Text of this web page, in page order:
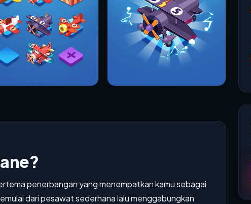
penerbangan yang menempatkan kamu sebagai
dari pesawat sederhana lalu menggabungkan